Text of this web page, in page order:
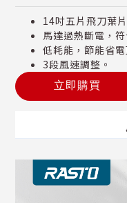
14吋五片飛刀葉
馬達過熱斷電，
低耗能，節能省電
3段風速調整。
立即購買